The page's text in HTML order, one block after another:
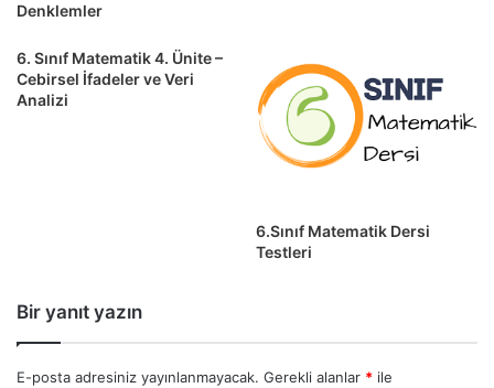
Denklemler
6. Sınıf Matematik 4. Ünite –
Cebirsel İfadeler ve Veri
Analizi
6.Sınıf Matematik Dersi
Testleri
Bir yanıt yazın
E-posta adresiniz yayınlanmayacak. Gerekli alanlar * ile